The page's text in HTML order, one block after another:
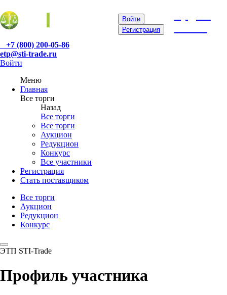
Войти
Регистрация
+7 (800) 200-05-86
etp@sti-trade.ru
Войти
Меню
Главная
Все торги
Назад
Все торги
Все торги
Аукцион
Редукцион
Конкурс
Все участники
Регистрация
Стать поставщиком
Все торги
Аукцион
Редукцион
Конкурс
ЭТП STI-Trade
Профиль участника